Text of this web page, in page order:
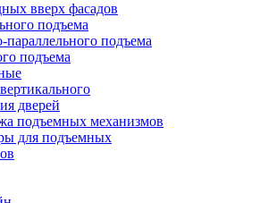
вверх фасадов
подъема
подъема
подъема
дверей
подъемных механизмов
для подъемных